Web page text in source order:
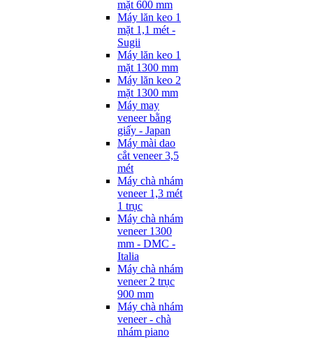
mặt 600 mm
Máy lăn keo 1
mặt 1,1 mét -
Sugii
Máy lăn keo 1
mặt 1300 mm
Máy lăn keo 2
mặt 1300 mm
Máy may
veneer bằng
giấy - Japan
Máy mài dao
cắt veneer 3,5
mét
Máy chà nhám
veneer 1,3 mét
1 trục
Máy chà nhám
veneer 1300
mm - DMC -
Italia
Máy chà nhám
veneer 2 trục
900 mm
Máy chà nhám
veneer - chà
nhám piano